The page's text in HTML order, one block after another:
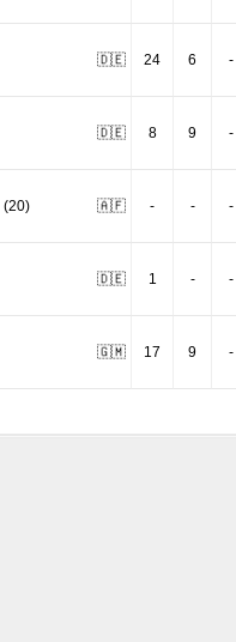
🇩🇪 24 6 -
🇩🇪 8 9 -
(20) 🇦🇫 - - -
🇩🇪 1 - -
🇬🇲 17 9 -